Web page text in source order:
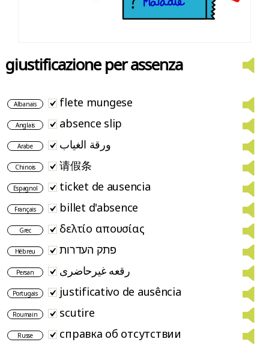
giustificazione per assenza
Albanais flete mungese
Anglais absence slip
Arabe ورقة الغياب
Chinois 请假条
Espagnol ticket de ausencia
Français billet d'absence
Grec δελτίο απουσίας
Hébreu פתק העדרות
Persan رقعه غیرحاضری
Portugais justificativo de ausência
Roumain scutire
Russe справка об отсутствии